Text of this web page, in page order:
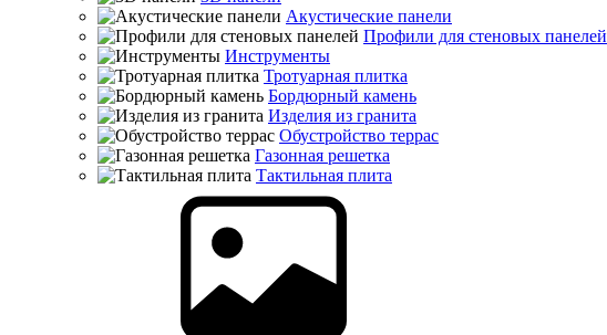
Акустические панели
Профили для стеновых панелей
Инструменты
Тротуарная плитка
Бордюрный камень
Изделия из гранита
Обустройство террас
Газонная решетка
Тактильная плита